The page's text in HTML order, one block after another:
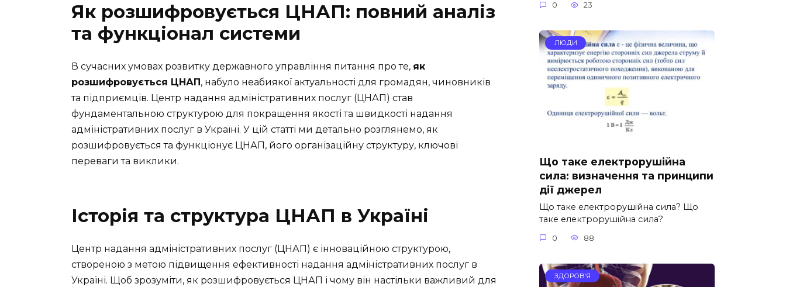
Як розшифровується ЦНАП: повний аналіз
та функціонал системи
В сучасних умовах розвитку державного управління питання про те, як
розшифровується ЦНАП , набуло неабиякої актуальності для громадян, чиновників
та підприємців. Центр надання адміністративних послуг (ЦНАП) став
фундаментальною структурою для покращення якості та швидкості надання
адміністративних послуг в Україні. У цій статті ми детально розглянемо, як
розшифровується та функціонує ЦНАП, його організаційну структуру, ключові
переваги та виклики.
Історія та структура ЦНАП в Україні
Центр надання адміністративних послуг (ЦНАП) є інноваційною структурою,
створеною з метою підвищення ефективності надання адміністративних послуг в
Україні. Щоб зрозуміти, як розшифровується ЦНАП і чому він настільки важливий для
0 23
ЛЮДИ
Що таке електрорушійна
сила: визначення та принципи
дії джерел
Що таке електрорушійна сила? Що
таке електрорушійна сила?
0 88
ЗДОРОВ’Я